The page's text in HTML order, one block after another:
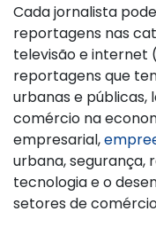
Cada jornalista
reportagens nas
televisão e internet
reportagens que
urbanas e públicas,
comércio na
empresarial,
urbana, segurança,
tecnologia e o
setores de